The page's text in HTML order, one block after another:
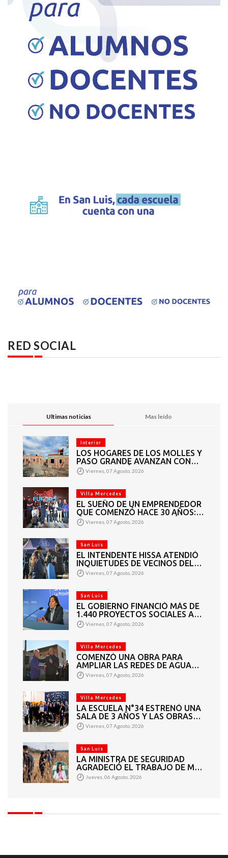
RED SOCIAL
Ultimas noticias Mas leído
Interior
LOS HOGARES DE LOS MOLLES Y
PASO GRANDE AVANZAN CON
MAMPOSTERÍA E
INSTALACIONES
Viernes, 07 Agosto, 2026
Villa Mercedes
EL SUEÑO DE UN EMPRENDEDOR
QUE COMENZÓ HACE 30 AÑOS:
SUPER EUROPA INAUGURÓ SU
CUARTA SUCURSAL EN VILLA
Viernes, 07 Agosto, 2026
San Luis
EL INTENDENTE HISSA ATENDIÓ
INQUIETUDES DE VECINOS DEL
BARRIO AMPPARE
Viernes, 07 Agosto, 2026
San Luis
EL GOBIERNO FINANCIÓ MÁS DE
1.440 PROYECTOS SOCIALES A
2.200 ENTIDADES DE TODA LA
PROVINCIA
Viernes, 07 Agosto, 2026
Villa Mercedes
COMENZÓ UNA OBRA PARA
AMPLIAR LAS REDES DE AGUA
POTABLE Y CLOACAS EN VILLA
MERCEDES
Viernes, 07 Agosto, 2026
Villa Mercedes
LA ESCUELA N°34 ESTRENÓ UNA
SALA DE 3 AÑOS Y LAS OBRAS
QUE PERMITEN COMPLETAR EL
CICLO SECUNDARIO
Viernes, 07 Agosto, 2026
San Luis
LA MINISTRA DE SEGURIDAD
AGRADECIÓ EL TRABAJO DE MÁS
DE 200 EFECTIVOS QUE
PARTICIPARON EN LA BÚSQUEDA
Jueves, 06 Agosto, 2026